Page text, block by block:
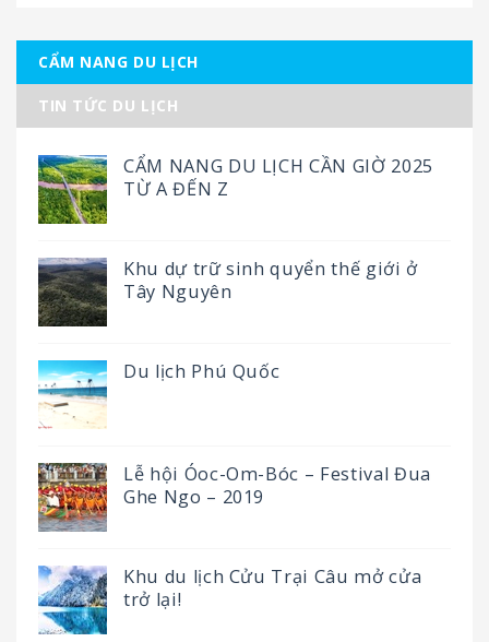
CẨM NANG DU LỊCH
TIN TỨC DU LỊCH
CẨM NANG DU LỊCH CẦN GIỜ 2025
TỪ A ĐẾN Z
Khu dự trữ sinh quyển thế giới ở
Tây Nguyên
Du lịch Phú Quốc
Lễ hội Óoc-Om-Bóc – Festival Đua
Ghe Ngo – 2019
Khu du lịch Cửu Trại Câu mở cửa
trở lại!